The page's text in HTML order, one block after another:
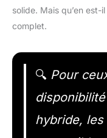
solide. Mais qu’en est-
complet.
🔍 Pour
hybride,